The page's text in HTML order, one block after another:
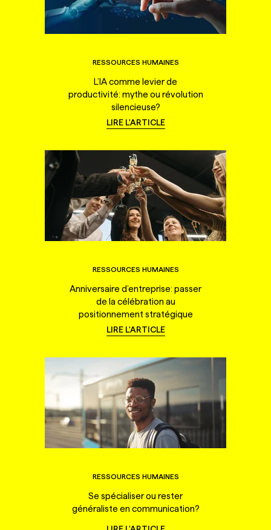
RESSOURCES HUMAINES
L’IA comme levier de
productivité: mythe ou révolution
silencieuse?
LIRE L'ARTICLE
RESSOURCES HUMAINES
Anniversaire d’entreprise: passer
de la célébration au
positionnement stratégique
LIRE L'ARTICLE
RESSOURCES HUMAINES
Se spécialiser ou rester
généraliste en communication?